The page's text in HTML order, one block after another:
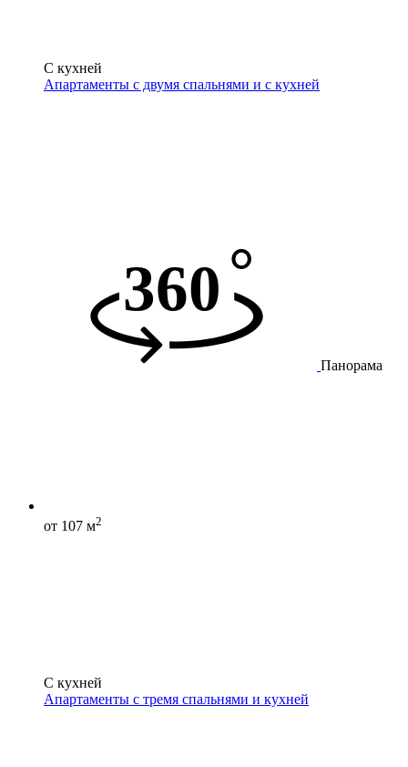
С кухней
Апартаменты с двумя спальнями и с кухней
Панорама
от 107 м2
С кухней
Апартаменты с тремя спальнями и кухней